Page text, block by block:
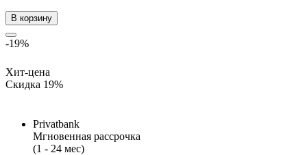
В корзину
-19%
Хит-цена
Скидка 19%
Privatbank
Мгновенная рассрочка
(1 - 24 мес)